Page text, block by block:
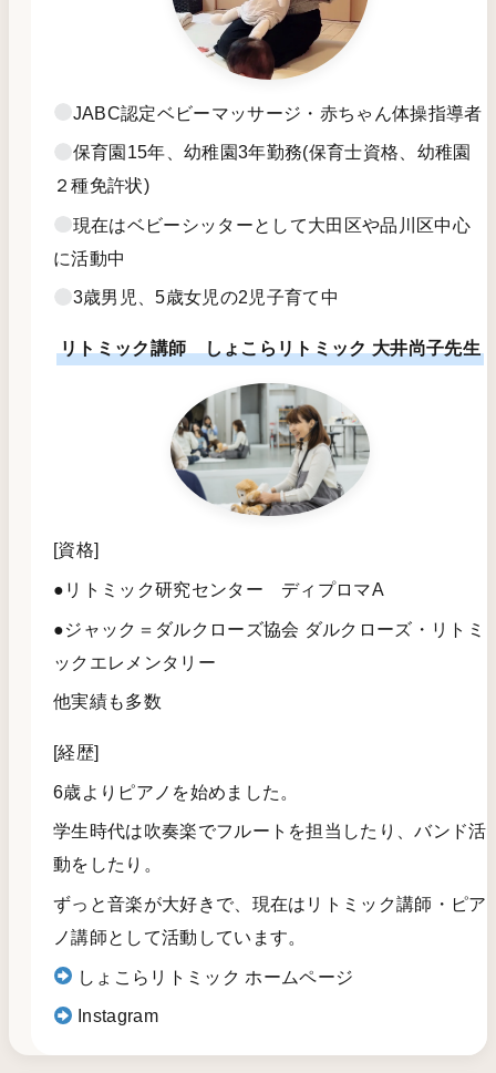
JABC認定ベビーマッサージ・赤ちゃん体操指導者
保育園15年、幼稚園3年勤務(保育士資格、幼稚園
２種免許状)
現在はベビーシッターとして大田区や品川区中心
に活動中
3歳男児、5歳女児の2児子育て中
リトミック講師 しょこらリトミック 大井尚子先生
[資格]
●リトミック研究センター ディプロマA
●ジャック＝ダルクローズ協会 ダルクローズ・リトミ
ックエレメンタリー
他実績も多数
[経歴]
6歳よりピアノを始めました。
学生時代は吹奏楽でフルートを担当したり、バンド活
動をしたり。
ずっと音楽が大好きで、現在はリトミック講師・ピア
ノ講師として活動しています。
しょこらリトミック ホームページ
Instagram